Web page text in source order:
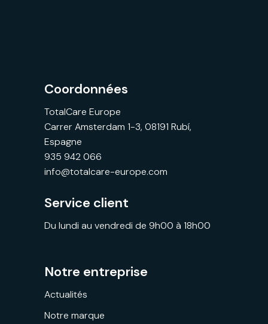
Coordonnées
TotalCare Europe
Carrer Amsterdam 1-3, 08191 Rubí,
Espagne
935 942 066
info@totalcare-europe.com
Service client
Du lundi au vendredi de 9h00 à 18h00
Notre entreprise
Actualités
Notre marque